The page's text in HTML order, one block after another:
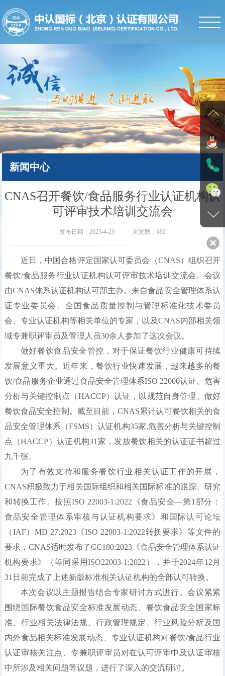
新闻中心
体系认证
服务项目
下载中心
证书查询
新闻中心
CNAS召开餐饮/食品服务行业认证机构认
可评审技术培训交流会
发布日期：2025-4-23 浏览数：692
近日，中国合格评定国家认可委员会（CNAS）组织召开
餐饮/食品服务行业认证机构认可评审技术培训交流会。会议
由CNAS体系认证机构认可部主办。来自食品安全管理体系认
证专业委员会、全国食品质量控制与管理标准化技术委员
会、专业认证机构等相关单位的专家，以及CNAS内部相关领
域专兼职评审员及管理人员30余人参加了这次会议。
做好餐饮食品安全管控，对于保证餐饮行业健康可持续
发展意义重大。近年来，餐饮行业快速发展，越来越多的餐
饮/食品服务企业通过食品安全管理体系ISO 22000认证、危害
分析与关键控制点（HACCP）认证，以规范自身管理、做好
餐饮食品安全控制。截至目前，CNAS累计认可餐饮相关的食
品安全管理体系（FSMS）认证机构35家,危害分析与关键控制
点（HACCP）认证机构31家，发放餐饮相关的认证证书超过
九千张。
为了有效支持和服务餐饮行业相关认证工作的开展，
CNAS积极致力于相关国际组织和相关国际标准的跟踪、研究
和转换工作。按照ISO 22003-1:2022《食品安全—第1部分：
食品安全管理体系审核与认证机构要求》和国际认可论坛
（IAF）MD 27:2023《ISO 22003-1:2022转换要求》等文件的
要求，CNAS适时发布了CC180:2023《食品安全管理体系认证
机构要求》（等同采用ISO22003-1:2022），并于2024年12月
31日前完成了上述新版标准相关认证机构的全部认可转换。
本次会议以主题报告结合专家研讨方式进行。会议紧紧
围绕国际餐饮食品安全标准发展动态、餐饮食品安全国家标
准、行业相关法律法规、行政管理规定、行业风险分析及国
内外食品相关标准发展动态、专业认证机构对餐饮/食品行业
认证审核关注点、专兼职评审员对在认可评审中及认证审核
中所涉及相关问题等议题，进行了深入的交流研讨。